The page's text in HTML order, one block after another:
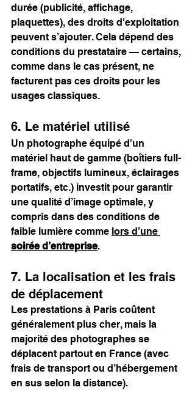
durée (publicité, affichage,
plaquettes), des droits d’exploitation
peuvent s’ajouter. Cela dépend des
conditions du prestataire — certains,
comme dans le cas présent, ne
facturent pas ces droits pour les
usages classiques.
6. Le matériel utilisé
Un photographe équipé d’un
matériel haut de gamme (boîtiers full-
frame, objectifs lumineux, éclairages
portatifs, etc.) investit pour garantir
une qualité d’image optimale, y
compris dans des conditions de
faible lumière comme lors d’une
soirée d’entreprise.
7. La localisation et les frais
de déplacement
Les prestations à Paris coûtent
généralement plus cher, mais la
majorité des photographes se
déplacent partout en France (avec
frais de transport ou d’hébergement
en sus selon la distance).